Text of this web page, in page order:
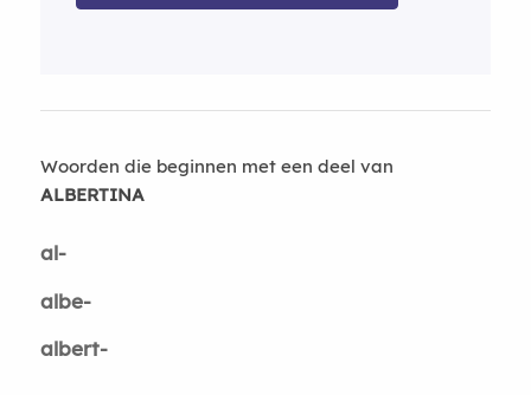
Woorden die beginnen met een deel van
ALBERTINA
al-
albe-
albert-